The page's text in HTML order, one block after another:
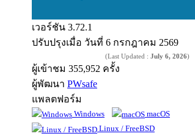
เวอร์ชัน 3.72.1
ปรับปรุงเมื่อ วันที่ 6 กรกฎาคม 2569
(Last Updated : July 6, 2026)
ผู้เข้าชม 355,952 ครั้ง
ผู้พัฒนา PWsafe
แพลตฟอร์ม
Windows
macOS
Linux / FreeBSD